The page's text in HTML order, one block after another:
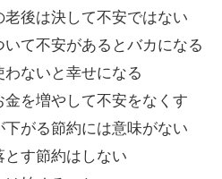
老後は決して不安ではない
いて不安があるとバカになる
わないと幸せになる
金を増やして不安をなくす
下がる節約には意味がない
とす節約はしない